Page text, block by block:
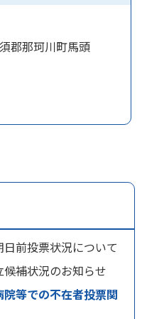
郡那珂川町馬頭
日前投票状況について
候補状況のお知らせ
院等での不在者投票関